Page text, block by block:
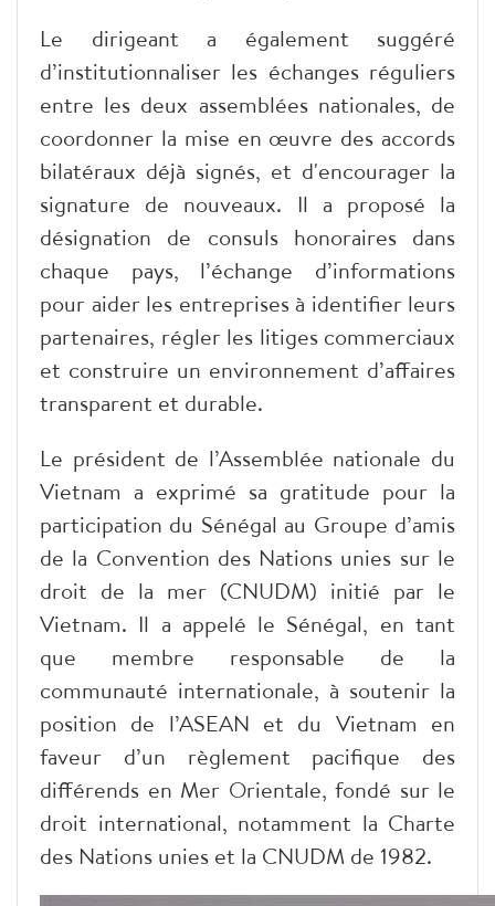
Le dirigeant a également suggéré
d’institutionnaliser les échanges réguliers
entre les deux assemblées nationales, de
coordonner la mise en œuvre des accords
bilatéraux déjà signés, et d'encourager la
signature de nouveaux. Il a proposé la
désignation de consuls honoraires dans
chaque pays, l’échange d’informations
pour aider les entreprises à identifier leurs
partenaires, régler les litiges commerciaux
et construire un environnement d’affaires
transparent et durable.
Le président de l’Assemblée nationale du
Vietnam a exprimé sa gratitude pour la
participation du Sénégal au Groupe d’amis
de la Convention des Nations unies sur le
droit de la mer (CNUDM) initié par le
Vietnam. Il a appelé le Sénégal, en tant
que membre responsable de la
communauté internationale, à soutenir la
position de l’ASEAN et du Vietnam en
faveur d’un règlement pacifique des
différends en Mer Orientale, fondé sur le
droit international, notamment la Charte
des Nations unies et la CNUDM de 1982.